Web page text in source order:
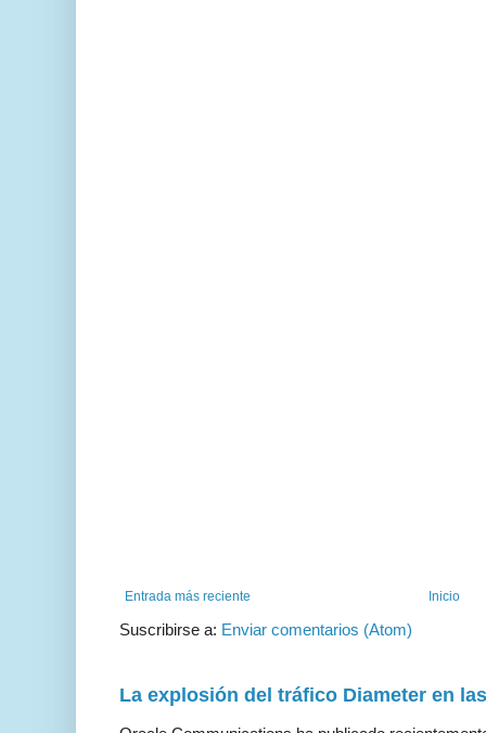
Entrada más reciente Inicio
Suscribirse a: Enviar comentarios (Atom)
La explosión del tráfico Diameter en